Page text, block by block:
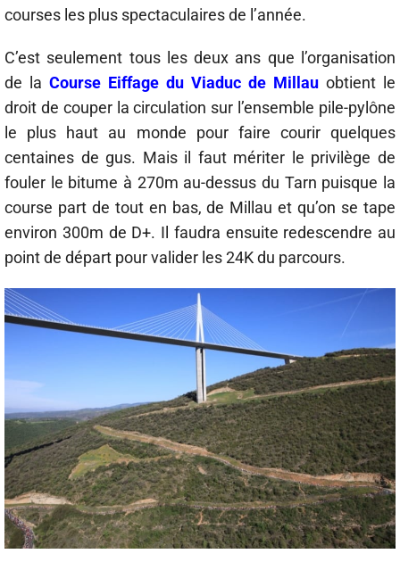
courses les plus spectaculaires de l’année.
C’est seulement tous les deux ans que l’organisation
de la Course Eiffage du Viaduc de Millau obtient le
droit de couper la circulation sur l’ensemble pile-pylône
le plus haut au monde pour faire courir quelques
centaines de gus. Mais il faut mériter le privilège de
fouler le bitume à 270m au-dessus du Tarn puisque la
course part de tout en bas, de Millau et qu’on se tape
environ 300m de D+. Il faudra ensuite redescendre au
point de départ pour valider les 24K du parcours.